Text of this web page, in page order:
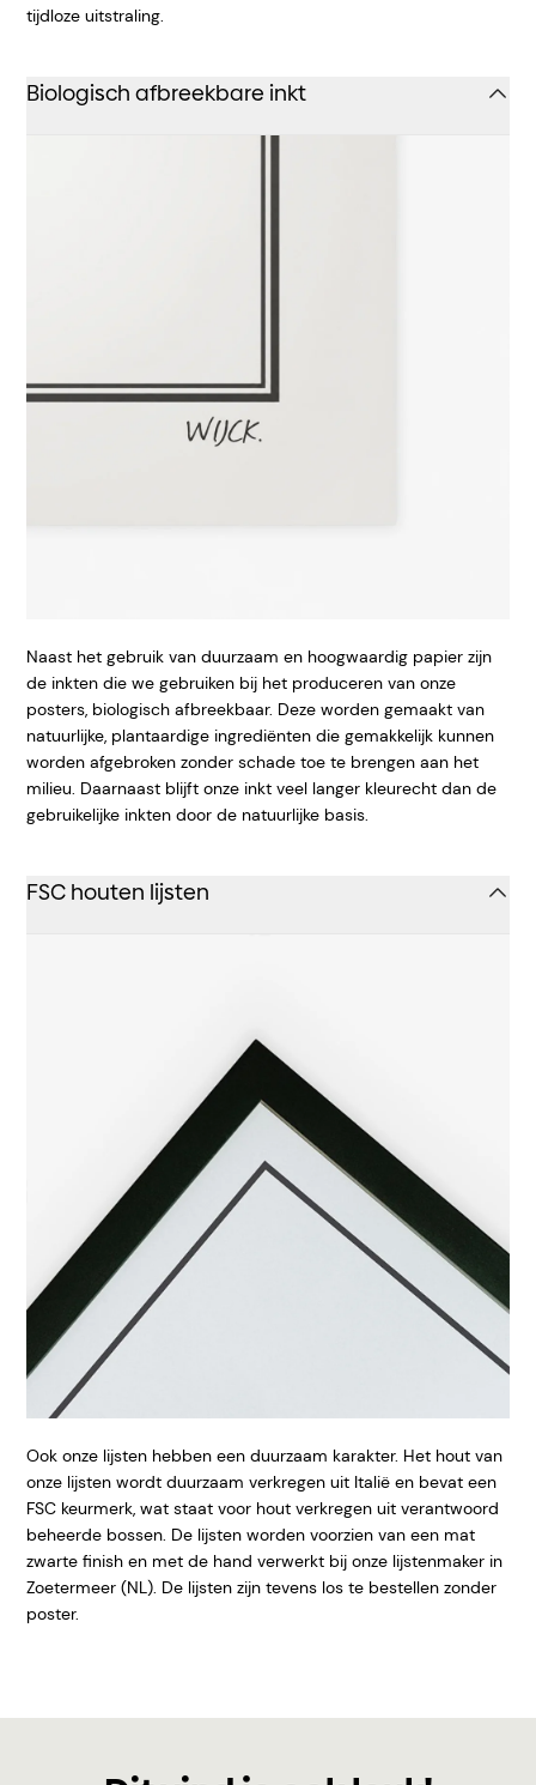
tijdloze uitstraling.
Biologisch afbreekbare inkt
Naast het gebruik van duurzaam en hoogwaardig papier zijn
de inkten die we gebruiken bij het produceren van onze
posters, biologisch afbreekbaar. Deze worden gemaakt van
natuurlijke, plantaardige ingrediënten die gemakkelijk kunnen
worden afgebroken zonder schade toe te brengen aan het
milieu. Daarnaast blijft onze inkt veel langer kleurecht dan de
gebruikelijke inkten door de natuurlijke basis.
FSC houten lijsten
Ook onze lijsten hebben een duurzaam karakter. Het hout van
onze lijsten wordt duurzaam verkregen uit Italië en bevat een
FSC keurmerk, wat staat voor hout verkregen uit verantwoord
beheerde bossen. De lijsten worden voorzien van een mat
zwarte finish en met de hand verwerkt bij onze lijstenmaker in
Zoetermeer (NL). De lijsten zijn tevens los te bestellen zonder
poster.